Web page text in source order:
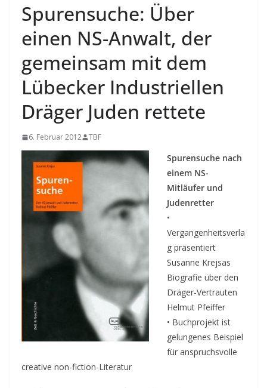
Spurensuche: Über
einen NS-Anwalt, der
gemeinsam mit dem
Lübecker Industriellen
Dräger Juden rettete
6. Februar 2012 TBF
Spurensuche nach
einem NS-
Mitläufer und
Judenretter
•
Vergangenheitsverla
g präsentiert
Susanne Krejsas
Biografie über den
Dräger-Vertrauten
Helmut Pfeiffer
• Buchprojekt ist
gelungenes Beispiel
für anspruchsvolle
creative non-fiction-Literatur